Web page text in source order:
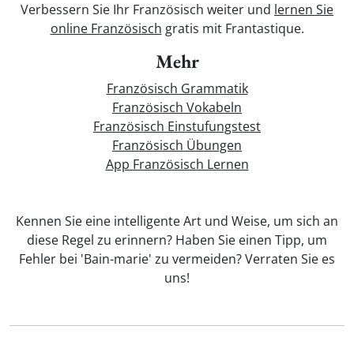
Verbessern Sie Ihr Französisch weiter und lernen Sie
online Französisch gratis mit Frantastique.
Mehr
Französisch Grammatik
Französisch Vokabeln
Französisch Einstufungstest
Französisch Übungen
App Französisch Lernen
Kennen Sie eine intelligente Art und Weise, um sich an
diese Regel zu erinnern? Haben Sie einen Tipp, um
Fehler bei 'Bain-marie' zu vermeiden? Verraten Sie es
uns!